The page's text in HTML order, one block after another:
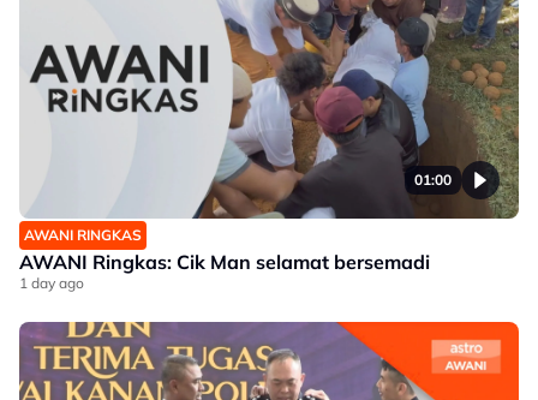
01:00
AWANI RINGKAS
AWANI Ringkas: Cik Man selamat bersemadi
1 day ago